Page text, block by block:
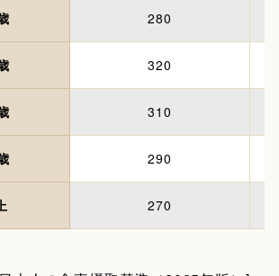
280
320
310
290
270